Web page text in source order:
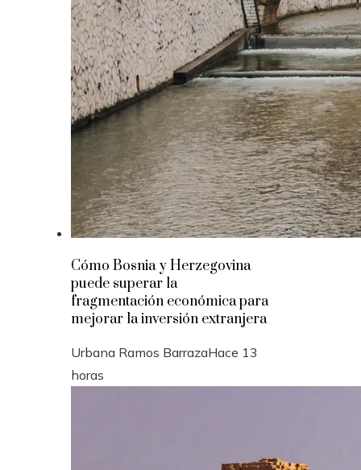
Cómo Bosnia y Herzegovina
puede superar la
fragmentación económica para
mejorar la inversión extranjera
Urbana Ramos BarrazaHace 13
horas